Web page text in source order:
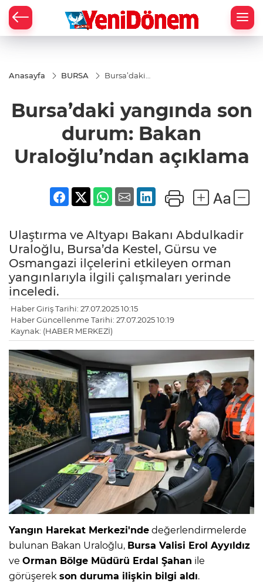
Anasayfa BURSA
Bursa’daki
Uraloğlu’ndan
açıklama
Bursa’daki yangında son
durum: Bakan
Uraloğlu’ndan açıklama
Ulaştırma ve Altyapı Bakanı Abdulkadir
Uraloğlu, Bursa’da Kestel, Gürsu ve
Osmangazi ilçelerini etkileyen orman
yangınlarıyla ilgili çalışmaları yerinde
inceledi.
Haber Giriş Tarihi: 27.07.2025 10:15
Haber Güncellenme Tarihi: 27.07.2025 10:19
Kaynak: (HABER MERKEZİ)
Yangın Harekat Merkezi'nde değerlendirmelerde
bulunan Bakan Uraloğlu, Bursa Valisi Erol Ayyıldız
ve Orman Bölge Müdürü Erdal Şahan ile
görüşerek son duruma ilişkin bilgi aldı.